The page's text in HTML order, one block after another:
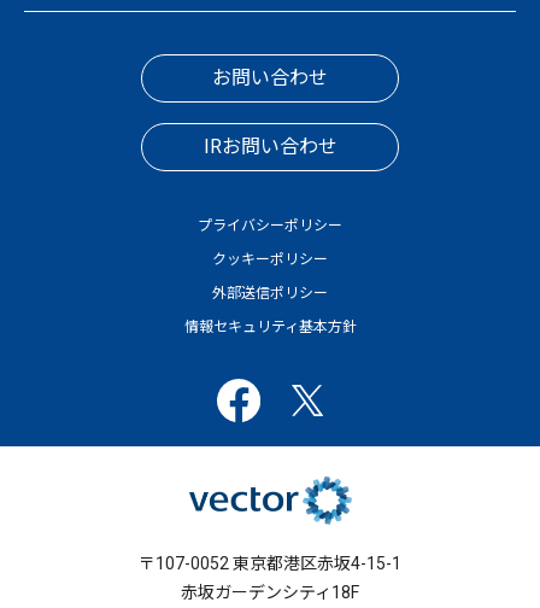
お問い合わせ
IRお問い合わせ
プライバシーポリシー
クッキーポリシー
外部送信ポリシー
情報セキュリティ基本方針
〒107-0052 東京都港区赤坂4-15-1
赤坂ガーデンシティ18F